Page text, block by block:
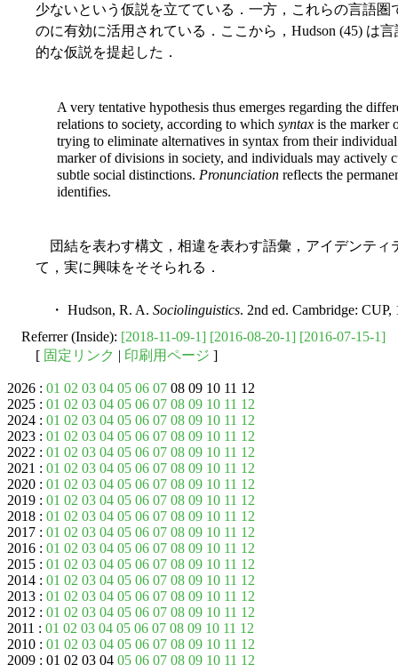
少ないという仮説を立てている．一方，これらの言語
のに有効に活用されている．ここから，Hudson (45) は
的な仮説を提起した．
A very tentative hypothesis thus emerges regarding the
relations to society, according to which syntax is the marker
trying to eliminate alternatives in syntax from their
marker of divisions in society, and individuals may actively
subtle social distinctions. Pronunciation reflects the
identifies.
団結を表わす構文，相違を表わす語彙，アイデンティ
て，実に興味をそそられる．
・ Hudson, R. A. Sociolinguistics. 2nd ed. Cambridge: CUP,
Referrer (Inside): [2018-11-09-1] [2016-08-20-1] [2016-07-15-1]
[ 固定リンク | 印刷用ページ ]
2026 : 01 02 03 04 05 06 07 08 09 10 11 12
2025 : 01 02 03 04 05 06 07 08 09 10 11 12
2024 : 01 02 03 04 05 06 07 08 09 10 11 12
2023 : 01 02 03 04 05 06 07 08 09 10 11 12
2022 : 01 02 03 04 05 06 07 08 09 10 11 12
2021 : 01 02 03 04 05 06 07 08 09 10 11 12
2020 : 01 02 03 04 05 06 07 08 09 10 11 12
2019 : 01 02 03 04 05 06 07 08 09 10 11 12
2018 : 01 02 03 04 05 06 07 08 09 10 11 12
2017 : 01 02 03 04 05 06 07 08 09 10 11 12
2016 : 01 02 03 04 05 06 07 08 09 10 11 12
2015 : 01 02 03 04 05 06 07 08 09 10 11 12
2014 : 01 02 03 04 05 06 07 08 09 10 11 12
2013 : 01 02 03 04 05 06 07 08 09 10 11 12
2012 : 01 02 03 04 05 06 07 08 09 10 11 12
2011 : 01 02 03 04 05 06 07 08 09 10 11 12
2010 : 01 02 03 04 05 06 07 08 09 10 11 12
2009 : 01 02 03 04 05 06 07 08 09 10 11 12